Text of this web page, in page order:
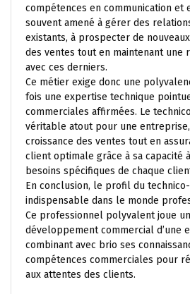
compétences en communication et
souvent amené à gérer des
existants, à prospecter de
des ventes tout en maintenant une
avec ces derniers.
Ce métier exige donc une
fois une expertise technique
commerciales affirmées. Le
véritable atout pour une
croissance des ventes tout en
client optimale grâce à sa capacité
besoins spécifiques de chaque
En conclusion, le profil du
indispensable dans le monde
Ce professionnel polyvalent joue
développement commercial d’une
combinant avec brio ses
compétences commerciales pour
aux attentes des clients.